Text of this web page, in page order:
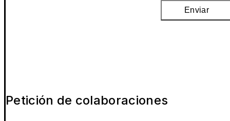
Enviar
Petición de colaboraciones